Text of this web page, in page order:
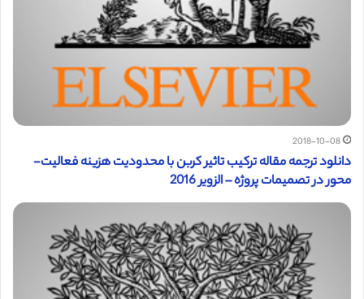
2018-10-08
دانلود ترجمه مقاله ترکیب تاثیر کربن با محدودیت هزینه‌ فعالیت-
محور در تصمیمات پروژه‌ – الزویر 2016